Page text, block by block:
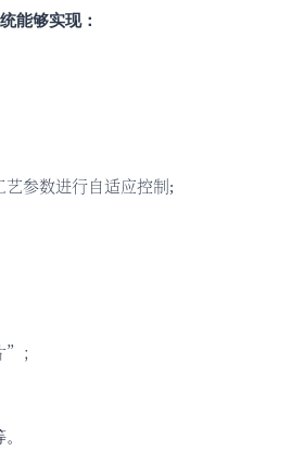
能够实现：
艺参数进行自适应控制;
”；